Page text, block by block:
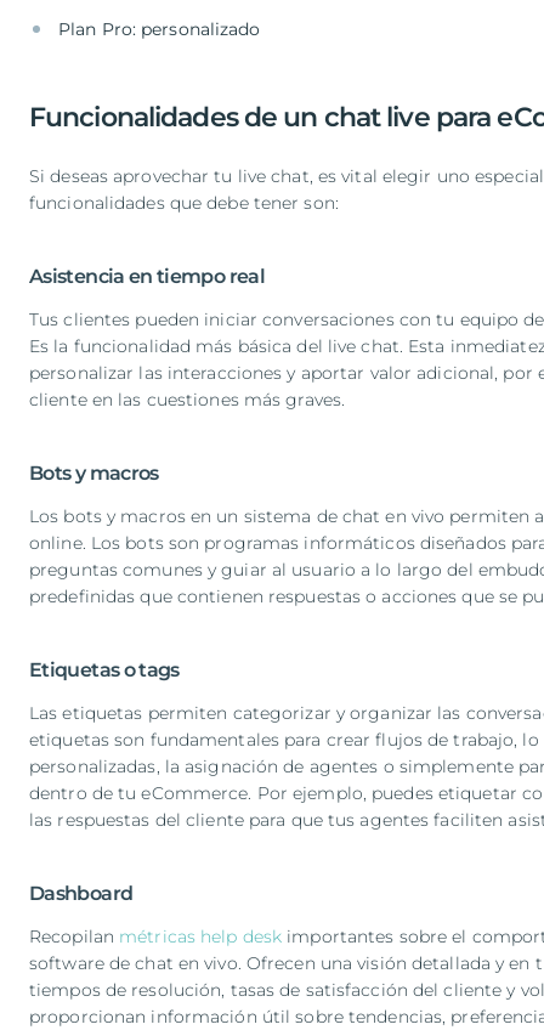
Plan Pro: personalizado
Funcionalidades de un chat live para
Si deseas aprovechar tu live chat, es vital elegir uno
funcionalidades que debe tener son:
Asistencia en tiempo real
Tus clientes pueden iniciar conversaciones con tu equipo
Es la funcionalidad más básica del live chat. Esta
personalizar las interacciones y aportar valor adicional,
cliente en las cuestiones más graves.
Bots y macros
Los bots y macros en un sistema de chat en vivo permiten
online. Los bots son programas informáticos diseñados
preguntas comunes y guiar al usuario a lo largo del
predefinidas que contienen respuestas o acciones que se
Etiquetas o tags
Las etiquetas permiten categorizar y organizar las
etiquetas son fundamentales para crear flujos de trabajo,
personalizadas, la asignación de agentes o simplemente
dentro de tu eCommerce. Por ejemplo, puedes etiquetar
las respuestas del cliente para que tus agentes faciliten
Dashboard
Recopilan métricas help desk importantes sobre el
software de chat en vivo. Ofrecen una visión detallada y
tiempos de resolución, tasas de satisfacción del cliente y
proporcionan información útil sobre tendencias,